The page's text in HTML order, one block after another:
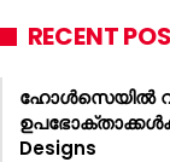
RECENT
ഹോൾസെയിൽ
Designs